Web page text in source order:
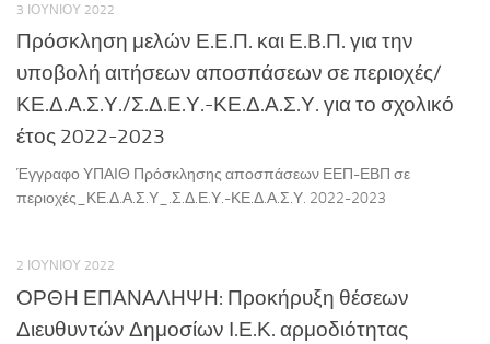
3 ΙΟΥΝΊΟΥ 2022
Πρόσκληση μελών Ε.Ε.Π. και Ε.Β.Π. για την
υποβολή αιτήσεων αποσπάσεων σε περιοχές/
ΚΕ.Δ.Α.Σ.Υ./Σ.Δ.Ε.Υ.-ΚΕ.Δ.Α.Σ.Υ. για το σχολικό
έτος 2022-2023
Έγγραφο ΥΠΑΙΘ Πρόσκλησης αποσπάσεων ΕΕΠ-ΕΒΠ σε
περιοχές_ΚΕ.Δ.Α.Σ.Υ_.Σ.Δ.Ε.Υ.-ΚΕ.Δ.Α.Σ.Υ. 2022-2023
2 ΙΟΥΝΊΟΥ 2022
ΟΡΘΗ ΕΠΑΝΑΛΗΨΗ: Προκήρυξη θέσεων
Διευθυντών Δημοσίων Ι.Ε.Κ. αρμοδιότητας